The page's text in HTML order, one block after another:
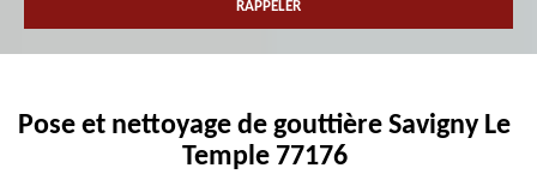
Pose et nettoyage de gouttière Savigny Le
Temple 77176